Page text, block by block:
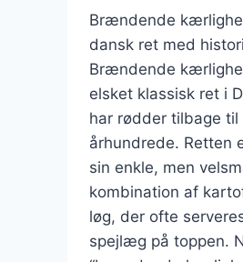
Brændende
dansk ret med
Brændende
elsket klassisk ret i
har rødder tilbage til
århundrede. Retten
sin enkle, men
kombination af
løg, der ofte
spejlæg på toppen.